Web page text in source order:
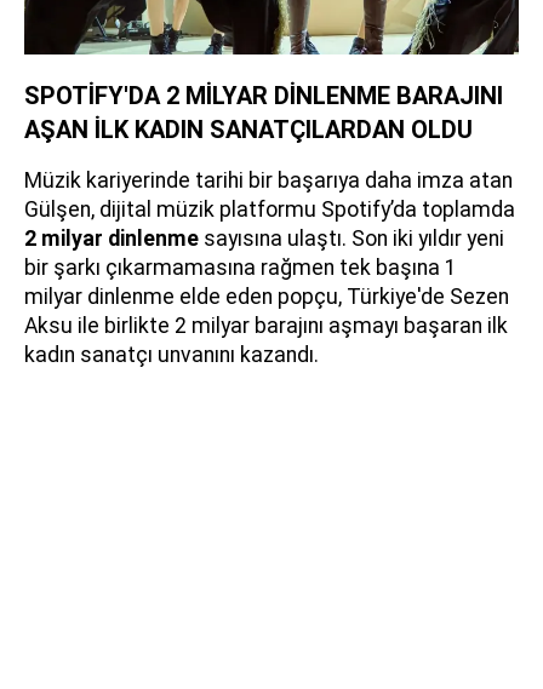
SPOTİFY'DA 2 MİLYAR DİNLENME BARAJINI
AŞAN İLK KADIN SANATÇILARDAN OLDU
Müzik kariyerinde tarihi bir başarıya daha imza atan
Gülşen, dijital müzik platformu Spotify’da toplamda
2 milyar dinlenme sayısına ulaştı. Son iki yıldır yeni
bir şarkı çıkarmamasına rağmen tek başına 1
milyar dinlenme elde eden popçu, Türkiye'de Sezen
Aksu ile birlikte 2 milyar barajını aşmayı başaran ilk
kadın sanatçı unvanını kazandı.